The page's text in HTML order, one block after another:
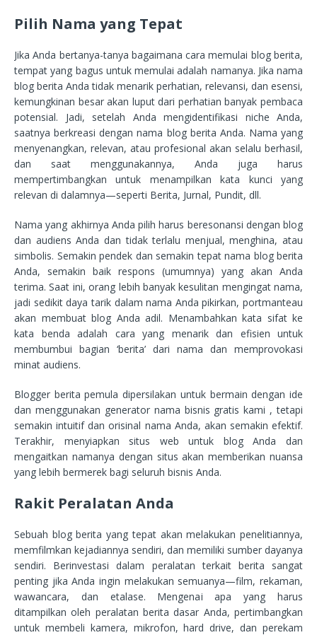
Pilih Nama yang Tepat
Jika Anda bertanya-tanya bagaimana cara memulai blog berita,
tempat yang bagus untuk memulai adalah namanya. Jika nama
blog berita Anda tidak menarik perhatian, relevansi, dan esensi,
kemungkinan besar akan luput dari perhatian banyak pembaca
potensial. Jadi, setelah Anda mengidentifikasi niche Anda,
saatnya berkreasi dengan nama blog berita Anda. Nama yang
menyenangkan, relevan, atau profesional akan selalu berhasil,
dan saat menggunakannya, Anda juga harus
mempertimbangkan untuk menampilkan kata kunci yang
relevan di dalamnya—seperti Berita, Jurnal, Pundit, dll.
Nama yang akhirnya Anda pilih harus beresonansi dengan blog
dan audiens Anda dan tidak terlalu menjual, menghina, atau
simbolis. Semakin pendek dan semakin tepat nama blog berita
Anda, semakin baik respons (umumnya) yang akan Anda
terima. Saat ini, orang lebih banyak kesulitan mengingat nama,
jadi sedikit daya tarik dalam nama Anda pikirkan, portmanteau
akan membuat blog Anda adil. Menambahkan kata sifat ke
kata benda adalah cara yang menarik dan efisien untuk
membumbui bagian ‘berita’ dari nama dan memprovokasi
minat audiens.
Blogger berita pemula dipersilakan untuk bermain dengan ide
dan menggunakan generator nama bisnis gratis kami , tetapi
semakin intuitif dan orisinal nama Anda, akan semakin efektif.
Terakhir, menyiapkan situs web untuk blog Anda dan
mengaitkan namanya dengan situs akan memberikan nuansa
yang lebih bermerek bagi seluruh bisnis Anda.
Rakit Peralatan Anda
Sebuah blog berita yang tepat akan melakukan penelitiannya,
memfilmkan kejadiannya sendiri, dan memiliki sumber dayanya
sendiri. Berinvestasi dalam peralatan terkait berita sangat
penting jika Anda ingin melakukan semuanya—film, rekaman,
wawancara, dan etalase. Mengenai apa yang harus
ditampilkan oleh peralatan berita dasar Anda, pertimbangkan
untuk membeli kamera, mikrofon, hard drive, dan perekam